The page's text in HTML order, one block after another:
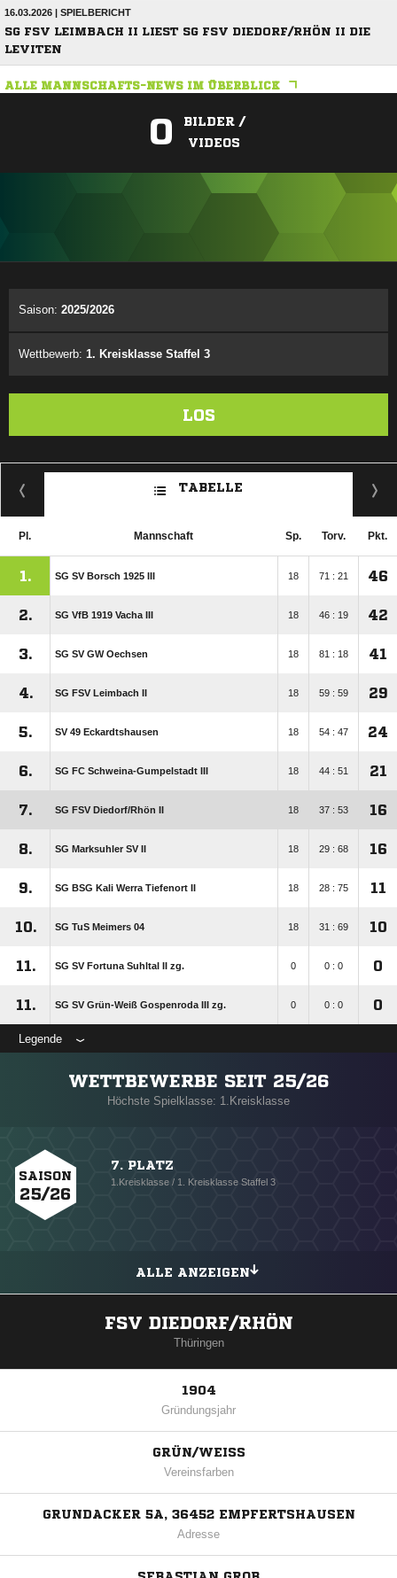
16.03.2026 | SPIELBERICHT
SG FSV LEIMBACH II LIEST SG FSV DIEDORF/RHÖN II DIE
LEVITEN
ALLE MANNSCHAFTS-NEWS IM ÜBERBLICK
0
BILDER /
VIDEOS
Saison: 2025/2026
Wettbewerb: 1. Kreisklasse Staffel 3
LOS
TABELLE
Pl. Mannschaft Sp. Torv. Pkt.
1. SG SV Borsch 1925 III 18 71 : 21 46
2. SG VfB 1919 Vacha III 18 46 : 19 42
3. SG SV GW Oechsen 18 81 : 18 41
4. SG FSV Leimbach II 18 59 : 59 29
5. SV 49 Eckardtshausen 18 54 : 47 24
6. SG FC Schweina-Gumpelstadt III 18 44 : 51 21
7. SG FSV Diedorf/​Rhön II 18 37 : 53 16
8. SG Marksuhler SV II 18 29 : 68 16
9. SG BSG Kali Werra Tiefenort II 18 28 : 75 11
10. SG TuS Meimers 04 18 31 : 69 10
11. SG SV Fortuna Suhltal II zg. 0 0 : 0 0
11. SG SV Grün-Weiß Gospenroda III zg. 0 0 : 0 0
Legende
WETTBEWERBE SEIT 25/26
Höchste Spielklasse: 1.Kreisklasse
SAISON
25/26
7. PLATZ
1.Kreisklasse / 1. Kreisklasse Staffel 3
ALLE ANZEIGEN
FSV DIEDORF/RHÖN
Thüringen
1904
Gründungsjahr
GRÜN/WEISS
Vereinsfarben
GRUNDACKER 5A, 36452 EMPFERTSHAUSEN
Adresse